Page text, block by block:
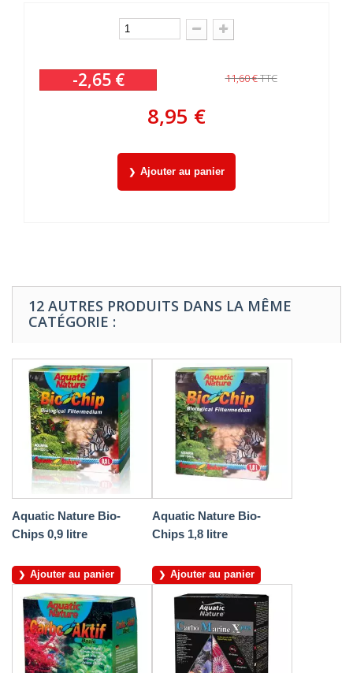
-2,65 € 11,60 €TTC
8,95 €
Ajouter au panier
12 AUTRES PRODUITS DANS LA MÊME
CATÉGORIE :
Aquatic Nature Bio-
Chips 0,9 litre
Ajouter au panier
Aquatic Nature Bio-
Chips 1,8 litre
Ajouter au panier